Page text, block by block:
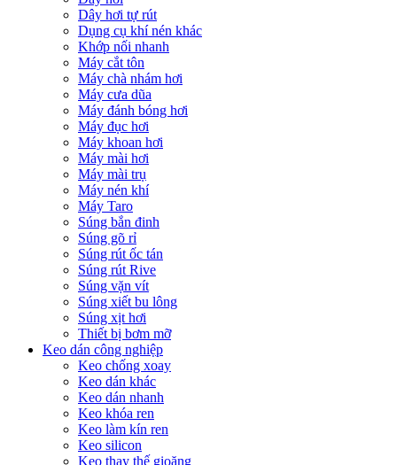
Dây hơi tự rút
Dụng cụ khí nén khác
Khớp nối nhanh
Máy cắt tôn
Máy chà nhám hơi
Máy cưa dũa
Máy đánh bóng hơi
Máy đục hơi
Máy khoan hơi
Máy mài hơi
Máy mài trụ
Máy nén khí
Máy Taro
Súng bắn đinh
Súng gõ rỉ
Súng rút ốc tán
Súng rút Rive
Súng vặn vít
Súng xiết bu lông
Súng xịt hơi
Thiết bị bơm mỡ
Keo dán công nghiệp
Keo chống xoay
Keo dán khác
Keo dán nhanh
Keo khóa ren
Keo làm kín ren
Keo silicon
Keo thay thế gioăng